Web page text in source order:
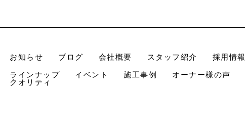
お知らせ ブログ 会社概要 スタッフ紹介
採用情報
ラインナップ
イベント 施工事例 オーナー様の声
クオリティ